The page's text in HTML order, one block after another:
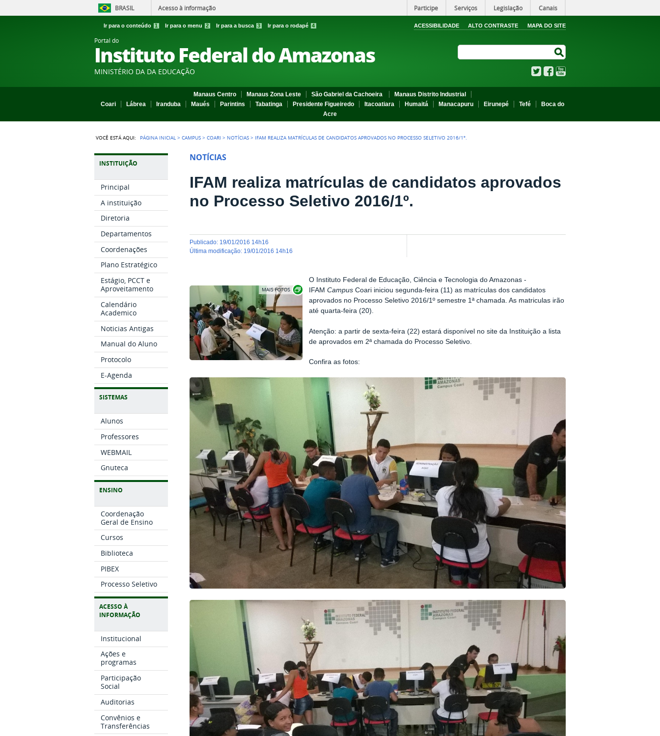
BRASIL Acesso à informação Participe Serviços Legislação Canais
Ir para o conteúdo 1 Ir para o menu 2 Ir para a busca 3 Ir para o rodapé 4 ACESSIBILIDADE ALTO CONTRASTE MAPA DO SITE
Portal do
Instituto Federal do Amazonas
MINISTÉRIO DA DA EDUCAÇÃO TwitterFacebook
Manaus Centro Manaus Zona Leste São Gabriel da Cachoeira
Manaus Distrito Industrial
Coari
Lábrea Iranduba Maués Parintins Tabatinga Presidente Figueiredo Itacoatiara Humaitá Manacapuru Eirunepé Tefé
Boca do
Acre
VOCÊ ESTÁ AQUI: PÁGINA INICIAL >CAMPUS >COARI > NOTÍCIAS > IFAM REALIZA MATRÍCULAS DE CANDIDATOS APROVADOS NO PROCESSO SELETIVO 2016/1º.
INSTITUIÇÃO
Principal
A instituição
Diretoria
Departamentos
Coordenações
Plano Estratégico
Estágio, PCCT e
Aproveitamento
Calendário
Academico
Noticias Antigas
Manual do Aluno
Protocolo
E-Agenda
SISTEMAS
Alunos
Professores
WEBMAIL
Gnuteca
ENSINO
Coordenação
Geral de Ensino
Cursos
Biblioteca
PIBEX
Processo Seletivo
ACESSO À
INFORMAÇÃO
Institucional
Ações e
programas
Participação
Social
Auditorias
Convênios e
Transferências
NOTÍCIAS
IFAM realiza matrículas de candidatos aprovados
no Processo Seletivo 2016/1º.
publicado: 19/01/2016 14h16
última modificação: 19/01/2016 14h16
Show image carousel
O Instituto Federal de Educação, Ciência e Tecnologia do Amazonas -
IFAM CampusCoari iniciou segunda-feira (11) as matrículas dos candidatos
aprovados no Processo Seletivo 2016/1º semestre 1ª chamada. As matriculas irão
até quarta-feira (20).
Atenção: a partir de sexta-feira (22) estará disponível no site da Instituição a lista
de aprovados em 2ª chamada do Processo Seletivo.
Confira as fotos: